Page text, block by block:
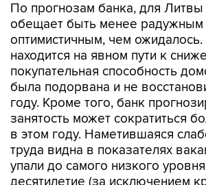
По прогнозам банка, для
обещает быть менее радужным
оптимистичным, чем
находится на явном пути к
покупательная способность
была подорвана и не
году. Кроме того, банк
занятость может сократиться
в этом году. Наметившаяся
труда видна в показателях
упали до самого низкого